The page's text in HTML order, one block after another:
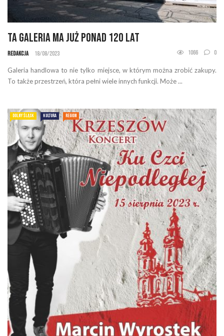
Ta galeria ma już ponad 120 lat
Redakcja 18/08/2023 1066 0
Galeria handlowa to nie tylko miejsce, w którym można zrobić zakupy.
To także przestrzeń, która pełni wiele innych funkcji. Może ...
DOLNY ŚLĄSK KULTURA REGION